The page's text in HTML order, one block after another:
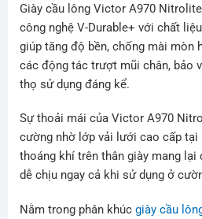
Giày cầu lông Victor A970
công nghệ V-Durable+ với chất
giúp tăng độ bền, chống mài mòn
các động tác trượt mũi chân, bảo
thọ sử dụng đáng kể.
Sự thoải mái của Victor A970
cường nhờ lớp vải lưới cao cấp tại
thoáng khí trên thân giày mang lại
dễ chịu ngay cả khi sử dụng ở
Nằm trong phân khúc giày cầu